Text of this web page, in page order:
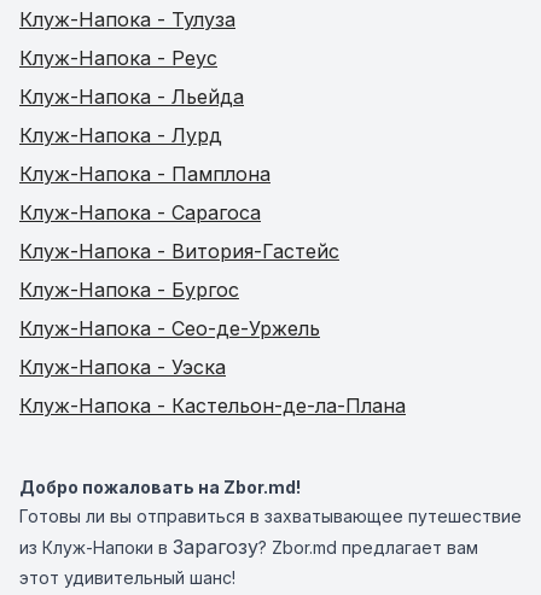
Клуж-Напока - Тулуза
Клуж-Напока - Реус
Клуж-Напока - Льейда
Клуж-Напока - Лурд
Клуж-Напока - Памплона
Клуж-Напока - Сарагоса
Клуж-Напока - Витория-Гастейс
Клуж-Напока - Бургос
Клуж-Напока - Сео-де-Уржель
Клуж-Напока - Уэска
Клуж-Напока - Кастельон-де-ла-Плана
Добро пожаловать на Zbor.md!
Готовы ли вы отправиться в захватывающее путешествие
из Клуж-Напоки в Зарагозу? Zbor.md предлагает вам
этот удивительный шанс!